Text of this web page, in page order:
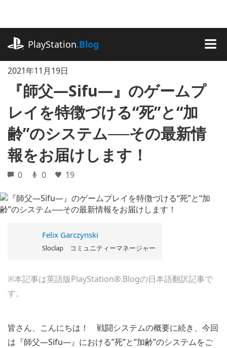
に
ッ
PlayStation.Blog
2021年11月19日
『師父―Sifu―』のゲームプ
レイを特徴づける“死”と“加
齢”のシステム──その最新情
報をお届けします！
0 0 19
Felix Garczynski
Sloclap コミュニティーマネージャー
※本記事は英語版PlayStation®.Blogの日本語翻訳記事で
す。
皆さん、こんにちは！ 戦闘システムの概要に続き、今回
は『師父―Sifu―』における”死”と”加齢”のシステムをご